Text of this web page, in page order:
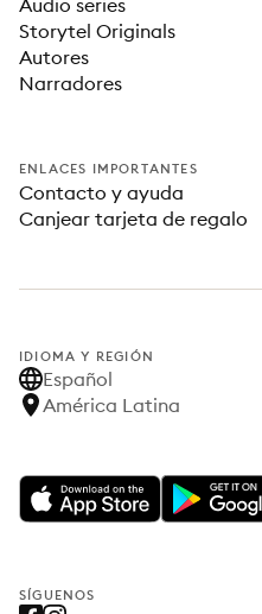
Audio series
Storytel Originals
Autores
Narradores
ENLACES IMPORTANTES
Contacto y ayuda
Canjear tarjeta de regalo
IDIOMA Y REGIÓN
Español
América Latina
SÍGUENOS